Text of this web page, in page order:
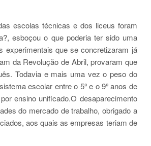
escolas técnicas e dos liceus foram
esboçou o que poderia ter sido uma
experimentais que se concretizaram já
da Revolução de Abril, provaram que
Todavia e mais uma vez o peso do
escolar entre o 5º e o 9º anos de
ensino unificado.O desaparecimento
do mercado de trabalho, obrigado a
aos quais as empresas teriam de